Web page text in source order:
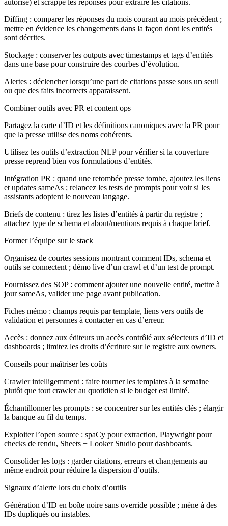
Diffing : comparer les réponses du mois courant au mois précédent ;
mettre en évidence les changements dans la façon dont les entités
sont décrites.
Stockage : conserver les outputs avec timestamps et tags d’entités
dans une base pour construire des courbes d’évolution.
Alertes : déclencher lorsqu’une part de citations passe sous un seuil
ou que des faits incorrects apparaissent.
Combiner outils avec PR et content ops
Partagez la carte d’ID et les définitions canoniques avec la PR pour
que la presse utilise des noms cohérents.
Utilisez les outils d’extraction NLP pour vérifier si la couverture
presse reprend bien vos formulations d’entités.
Intégration PR : quand une retombée presse tombe, ajoutez les liens
et updates sameAs ; relancez les tests de prompts pour voir si les
assistants adoptent le nouveau langage.
Briefs de contenu : tirez les listes d’entités à partir du registre ;
attachez type de schema et about/mentions requis à chaque brief.
Former l’équipe sur le stack
Organisez de courtes sessions montrant comment IDs, schema et
outils se connectent ; démo live d’un crawl et d’un test de prompt.
Fournissez des SOP : comment ajouter une nouvelle entité, mettre à
jour sameAs, valider une page avant publication.
Fiches mémo : champs requis par template, liens vers outils de
validation et personnes à contacter en cas d’erreur.
Accès : donnez aux éditeurs un accès contrôlé aux sélecteurs d’ID et
dashboards ; limitez les droits d’écriture sur le registre aux owners.
Conseils pour maîtriser les coûts
Crawler intelligemment : faire tourner les templates à la semaine
plutôt que tout crawler au quotidien si le budget est limité.
Échantillonner les prompts : se concentrer sur les entités clés ; élargir
la banque au fil du temps.
Exploiter l’open source : spaCy pour extraction, Playwright pour
checks de rendu, Sheets + Looker Studio pour dashboards.
Consolider les logs : garder citations, erreurs et changements au
même endroit pour réduire la dispersion d’outils.
Signaux d’alerte lors du choix d’outils
Génération d’ID en boîte noire sans override possible ; mène à des
IDs dupliqués ou instables.